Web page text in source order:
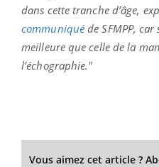
dans cette tranche d’âge,
communiquéde SFMPP,
meilleure que celle de la
l’échographie."
Vous aimez cet article ?